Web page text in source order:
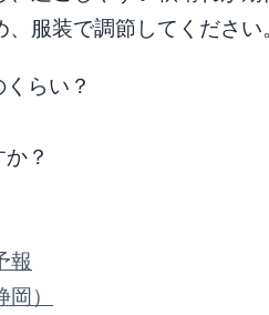
服装で調節してください。
らい？
？
報
）